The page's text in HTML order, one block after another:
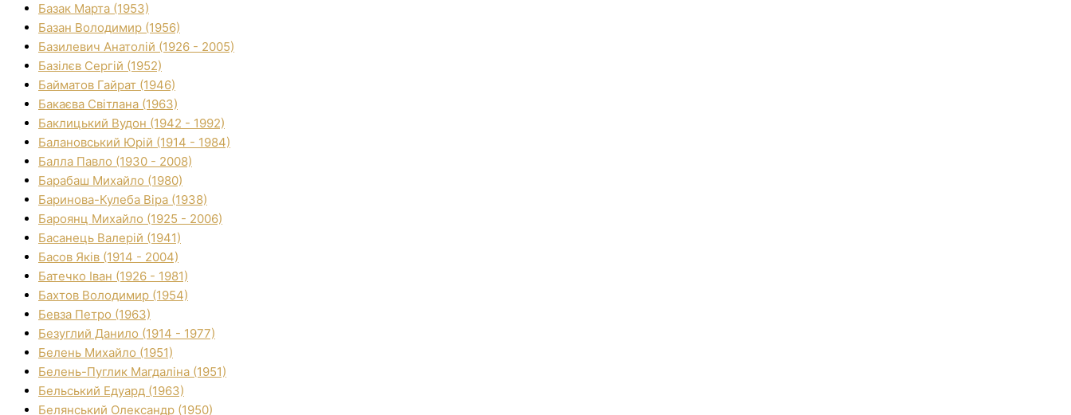
Базак Марта (1953)
Базан Володимир (1956)
Базилевич Анатолій (1926 - 2005)
Базілєв Сергій (1952)
Байматов Гайрат (1946)
Бакаєва Світлана (1963)
Баклицький Вудон (1942 - 1992)
Балановський Юрій (1914 - 1984)
Балла Павло (1930 - 2008)
Барабаш Михайло (1980)
Баринова-Кулеба Віра (1938)
Бароянц Михайло (1925 - 2006)
Басанець Валерій (1941)
Басов Яків (1914 - 2004)
Батечко Іван (1926 - 1981)
Бахтов Володимир (1954)
Бевза Петро (1963)
Безуглий Данило (1914 - 1977)
Белень Михайло (1951)
Белень-Пуглик Магдаліна (1951)
Бельський Едуард (1963)
Белянський Олександр (1950)